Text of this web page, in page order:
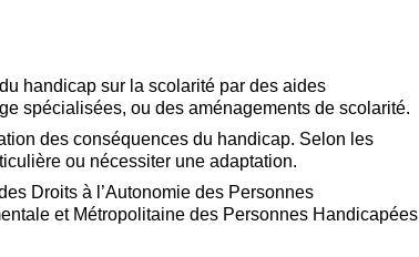
handicap sur la scolarité par des aides
spécialisées, ou des aménagements de scolarité.
des conséquences du handicap. Selon les
ou nécessiter une adaptation.
Droits à l’Autonomie des Personnes
et Métropolitaine des Personnes Handicapées